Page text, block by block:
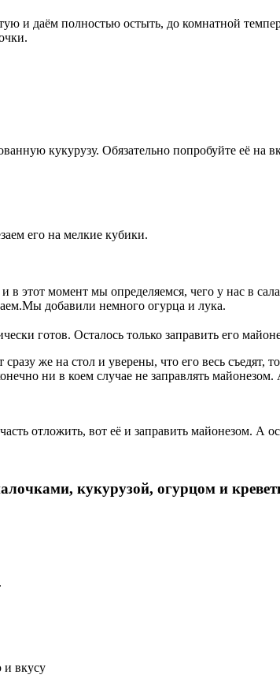
и даём полностью остыть, до комнатной
кукурузу. Обязательно попробуйте её на
его на мелкие кубики.
в этот момент мы определяемся, чего у нас в
добавили немного огурца и лука.
готов. Осталось только заправить его
сразу же на стол и уверены, что его весь съедят,
ни в коем случае не заправлять
отложить, вот её и заправить майонезом. А
кукурузой, огурцом и
вкусу